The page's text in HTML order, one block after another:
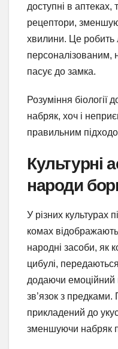
доступні в аптеках,
рецептори,
хвилини. Це робить
персоналізованим,
пасує до замка.
Розуміння біології
набряк, хоч і
правильним
Культурні
народи
У різних культурах
комах відображають
народні засоби, як
цибулі,
додаючи емоційний
зв’язок з
прикладений до
зменшуючи набряк